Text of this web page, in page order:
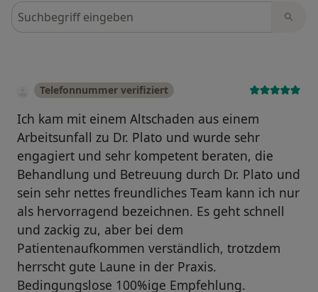
Bewertungen durchsuchen
Telefonnummer verifiziert
Ich kam mit einem Altschaden aus einem
Arbeitsunfall zu Dr. Plato und wurde sehr
engagiert und sehr kompetent beraten, die
Behandlung und Betreuung durch Dr. Plato und
sein sehr nettes freundliches Team kann ich nur
als hervorragend bezeichnen. Es geht schnell
und zackig zu, aber bei dem
Patientenaufkommen verständlich, trotzdem
herrscht gute Laune in der Praxis.
Bedingungslose 100%ige Empfehlung.